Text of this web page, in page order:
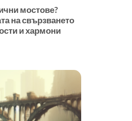
мостове?
на свързването
и хармони